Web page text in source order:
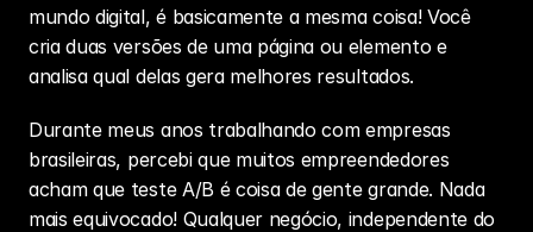
mundo digital, é basicamente a mesma coisa! Você
cria duas versões de uma página ou elemento e
analisa qual delas gera melhores resultados.
Durante meus anos trabalhando com empresas
brasileiras, percebi que muitos empreendedores
acham que teste A/B é coisa de gente grande. Nada
mais equivocado! Qualquer negócio, independente do